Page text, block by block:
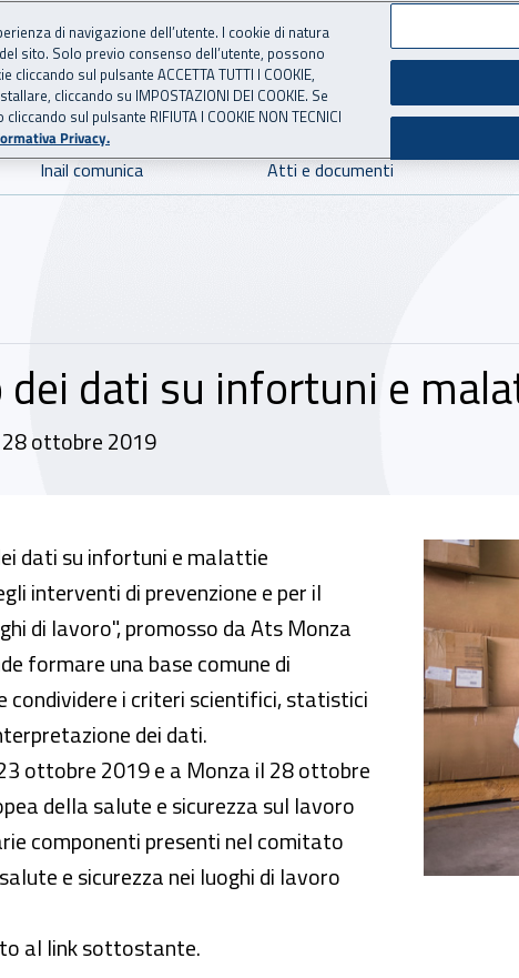
per l'Assicurazione
Inail comunica Atti e documenti
dati su infortuni e
ottobre 2019
su infortuni e malattie professionali
dati su infortuni e malattie
interventi di prevenzione e per il
di lavoro", promosso da Ats Monza
formare una base comune di
i criteri scientifici, statistici
dei dati.
ottobre 2019 e a Monza il 28 ottobre
della salute e sicurezza sul lavoro
componenti presenti nel comitato
e sicurezza nei luoghi di lavoro
al link sottostante.
di navigazione dell’utente. I cookie di natura
sito. Solo previo consenso dell’utente, possono
sul pulsante ACCETTA TUTTI I COOKIE,
cliccando su IMPOSTAZIONI DEI COOKIE. Se
sul pulsante RIFIUTA I COOKIE NON TECNICI
Privacy.